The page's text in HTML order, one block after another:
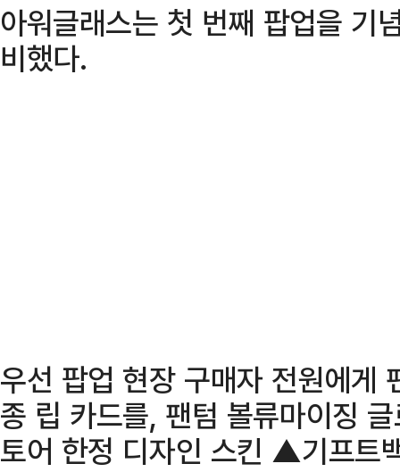
아워글래스는 첫 번째 팝업을 기
비했다.
우선 팝업 현장 구매자 전원에게
종 립 카드를, 팬텀 볼류마이징
토어 한정 디자인 스킨 ▲기프트